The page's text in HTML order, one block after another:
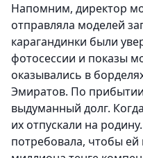
Напомним, директор
отправляла моделей
карагандинки были
фотосессии и показы
оказывались в
Эмиратов. По
выдуманный долг.
их отпускали на
потребовала, чтобы